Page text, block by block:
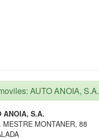
AUTO ANOIA, S.A.
ANOIA, S.A.
MESTRE MONTANER, 88